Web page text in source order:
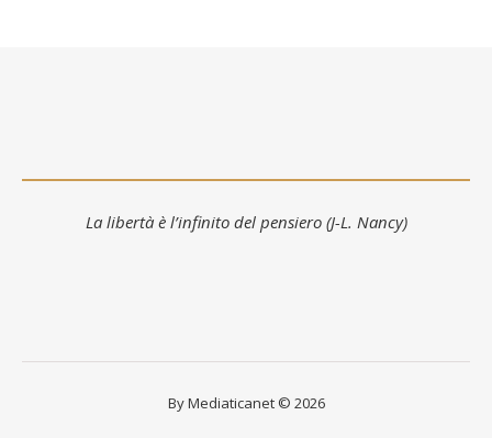
La libertà è l’infinito del pensiero (J-L. Nancy)
By Mediaticanet © 2026